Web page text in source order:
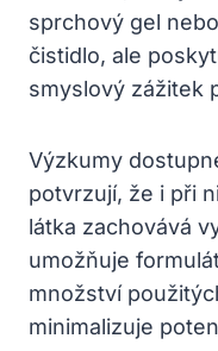
sprchový gel
čistidlo, ale
smyslový zážitek
Výzkumy
potvrzují, že i při
látka zachovává
umožňuje
množství
minimalizuje